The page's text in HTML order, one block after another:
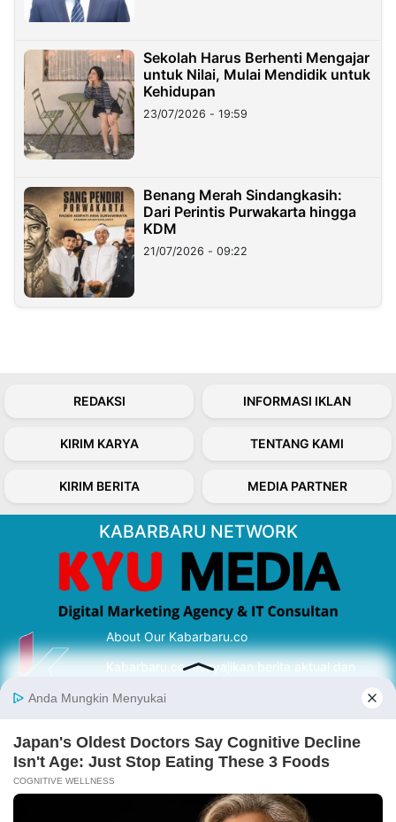
Sekolah Harus Berhenti Mengajar
untuk Nilai, Mulai Mendidik untuk
Kehidupan
23/07/2026 - 19:59
Benang Merah Sindangkasih:
Dari Perintis Purwakarta hingga
KDM
21/07/2026 - 09:22
REDAKSI INFORMASI IKLAN
KIRIM KARYA TENTANG KAMI
KIRIM BERITA MEDIA PARTNER
KABARBARU NETWORK
About Our Kabarbaru.co
Kabarbaru.co menyajikan berita aktual dan
serta terverifikasi dari sumber yang tepat.
Follow Kabarbaru